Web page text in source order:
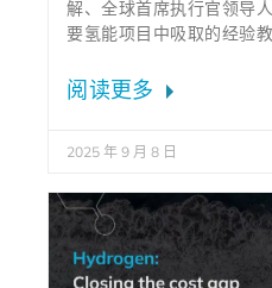
解、全球首席执行官领导
要氢能项目中吸取的经验
阅读更多
2025 年 9 月 8 日